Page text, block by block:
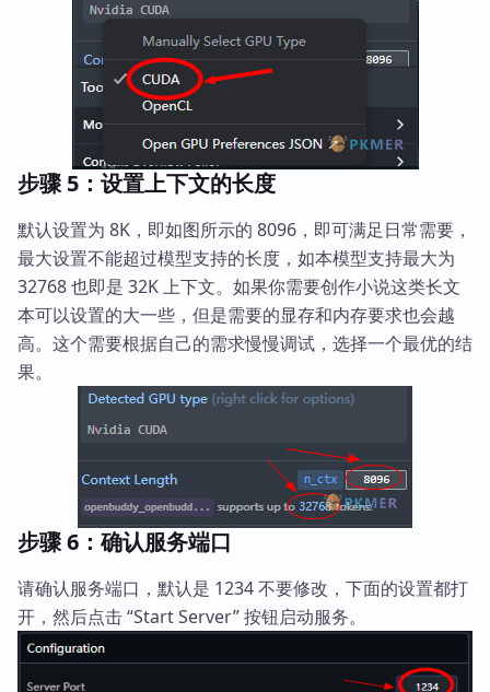
步骤 5：设置上下文的长度
默认设置为 8K，即如图所示的 8096，即可满足日常需要，
最大设置不能超过模型支持的长度，如本模型支持最大为
32768 也即是 32K 上下文。如果你需要创作小说这类长文
本可以设置的大一些，但是需要的显存和内存要求也会越
高。这个需要根据自己的需求慢慢调试，选择一个最优的结
果。
步骤 6：确认服务端口
请确认服务端口，默认是 1234 不要修改，下面的设置都打
开，然后点击 “Start Server” 按钮启动服务。